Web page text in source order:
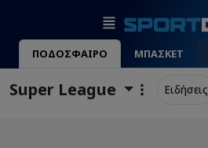
ΠΟΔΟΣΦΑΙΡΟ ΜΠΑΣΚΕΤ
Super League Ειδήσεις